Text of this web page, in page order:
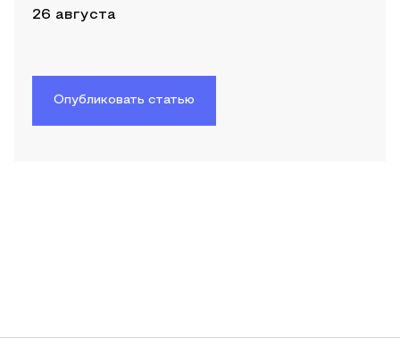
26 августа
Опубликовать статью